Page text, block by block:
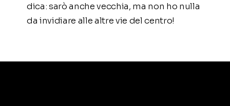
dica: sarò anche vecchia, ma non ho nulla
da invidiare alle altre vie del centro!